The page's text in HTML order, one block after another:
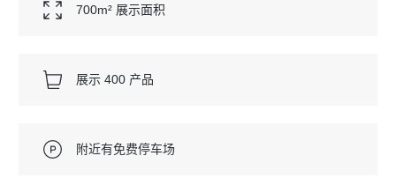
700m² 展示面积
展示 400 产品
附近有免费停车场